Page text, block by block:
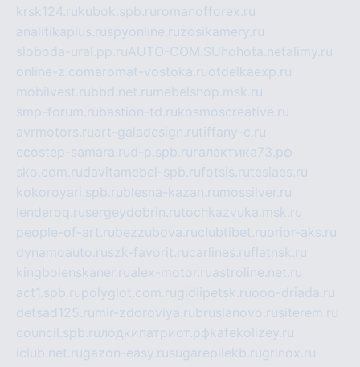
krsk124.rukubok.spb.ru romanofforex.ru
analitikaplus.ruspyonline.ruzosikamery.ru
sloboda-ural.pp.ruAUTO-COM.SU hohota.netalimy.ru
online-z.comaromat-vostoka.ruotdelkaexp.ru
mobilvest.rubbd.net.ru mebelshop.msk.ru
smp-forum.rubastion-td.rukosmoscreative.ru
avrmotors.ruart-galadesign.rutiffany-c.ru
ecostep-samara.rud-p.spb.ru галактика73.рф
sko.com.rudavitamebel-spb.rufotsis.rutesiaes.ru
kokoroyari.spb.rublesna-kazan.ru mossilver.ru
lenderoq.rusergeydobrin.rutochkazvuka.msk.ru
people-of-art.rubezzubova.ruclubtibet.ruorior-aks.ru
dynamoauto.ruszk-favorit.rucarlines.ruflatnsk.ru
kingbolenskaner.rualex-motor.ruastroline.net.ru
act1.spb.rupolyglot.com.rugidlipetsk.ruooo-driada.ru
detsad125.ru mir-zdoroviya.rubruslanovo.rusiterem.ru
council.spb.ruлодкипатриот.рфkafekolizey.ru
iclub.net.rugazon-easy.rusugarepilekb.rugrinox.ru